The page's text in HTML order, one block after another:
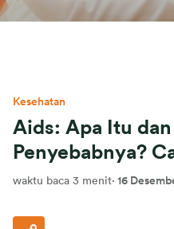
Kesehatan
Aids: Apa Itu
Penyebabnya?
waktu baca 3 menit· 16